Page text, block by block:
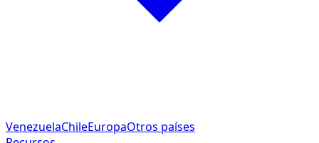
VenezuelaChileEuropaOtros países